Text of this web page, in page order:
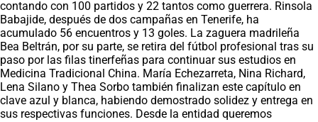
contando con 100 partidos y 22 tantos como guerrera. Rinsola
Babajide, después de dos campañas en Tenerife, ha
acumulado 56 encuentros y 13 goles. La zaguera madrileña
Bea Beltrán, por su parte, se retira del fútbol profesional tras su
paso por las filas tinerfeñas para continuar sus estudios en
Medicina Tradicional China. María Echezarreta, Nina Richard,
Lena Silano y Thea Sorbo también finalizan este capítulo en
clave azul y blanca, habiendo demostrado solidez y entrega en
sus respectivas funciones. Desde la entidad queremos